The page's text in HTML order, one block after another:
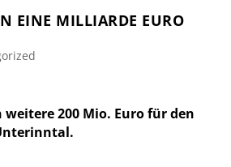
EINE MILLIARDE EURO
weitere 200 Mio. Euro für den